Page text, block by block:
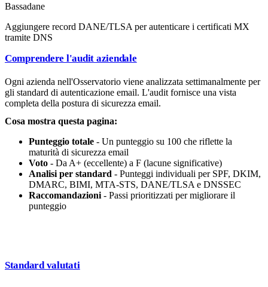
Bassadane
Aggiungere record DANE/TLSA per autenticare i certificati MX
tramite DNS
Comprendere l'audit aziendale
Ogni azienda nell'Osservatorio viene analizzata settimanalmente per
gli standard di autenticazione email. L'audit fornisce una vista
completa della postura di sicurezza email.
Cosa mostra questa pagina:
Punteggio totale - Un punteggio su 100 che riflette la
maturità di sicurezza email
Voto - Da A+ (eccellente) a F (lacune significative)
Analisi per standard - Punteggi individuali per SPF, DKIM,
DMARC, BIMI, MTA-STS, DANE/TLSA e DNSSEC
Raccomandazioni - Passi prioritizzati per migliorare il
punteggio
Standard valutati